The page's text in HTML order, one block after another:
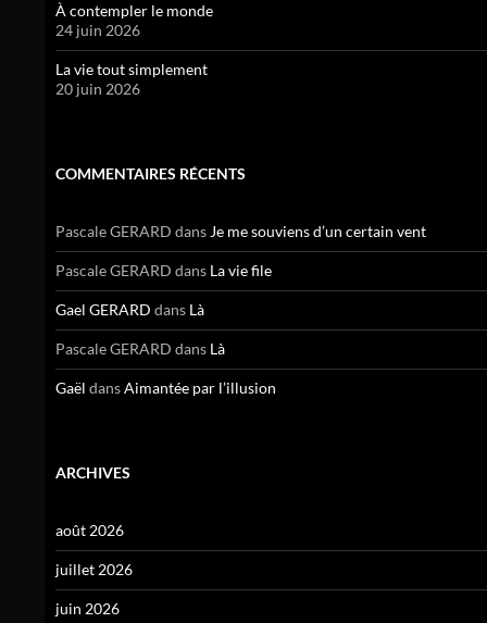
À contempler le monde
24 juin 2026
La vie tout simplement
20 juin 2026
COMMENTAIRES RÉCENTS
Pascale GERARD dansJe me souviens d’un certain vent
Pascale GERARD dans La vie file
Gael GERARD dans Là
Pascale GERARD dans Là
Gaël dansAimantée par l’illusion
ARCHIVES
août 2026
juillet 2026
juin 2026